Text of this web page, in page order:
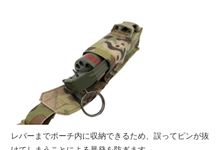
レバーまでポーチ内に収納できるため、誤ってピンが抜